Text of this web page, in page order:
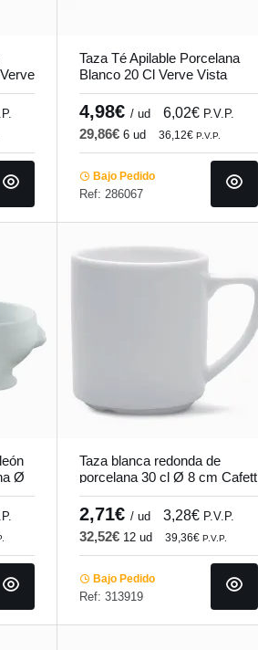
Taza Té Apilable Porcelana
Blanco 20 Cl Verve Vista
Alegre
4,98€/ ud 6,02€ P.V.P.
29,86€6 ud 36,12€P.V.P.
Bajo Pedido
Ref: 286067
Ø
Taza blanca redonda de
porcelana 30 cl Ø 8 cm Cafett
Pro.mundi
2,71€/ ud 3,28€ P.V.P.
32,52€ 12 ud 39,36€P.V.P.
Bajo Pedido
Ref: 313919